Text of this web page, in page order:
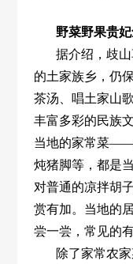
野菜野果贵
据介绍，歧
的土家族乡，仍
茶汤、唱土家山
丰富多彩的民族
当地的家常菜——
炖猪脚等，都是
对普通的凉拌胡
赏有加。当地的
尝一尝，常见的
除了家常农